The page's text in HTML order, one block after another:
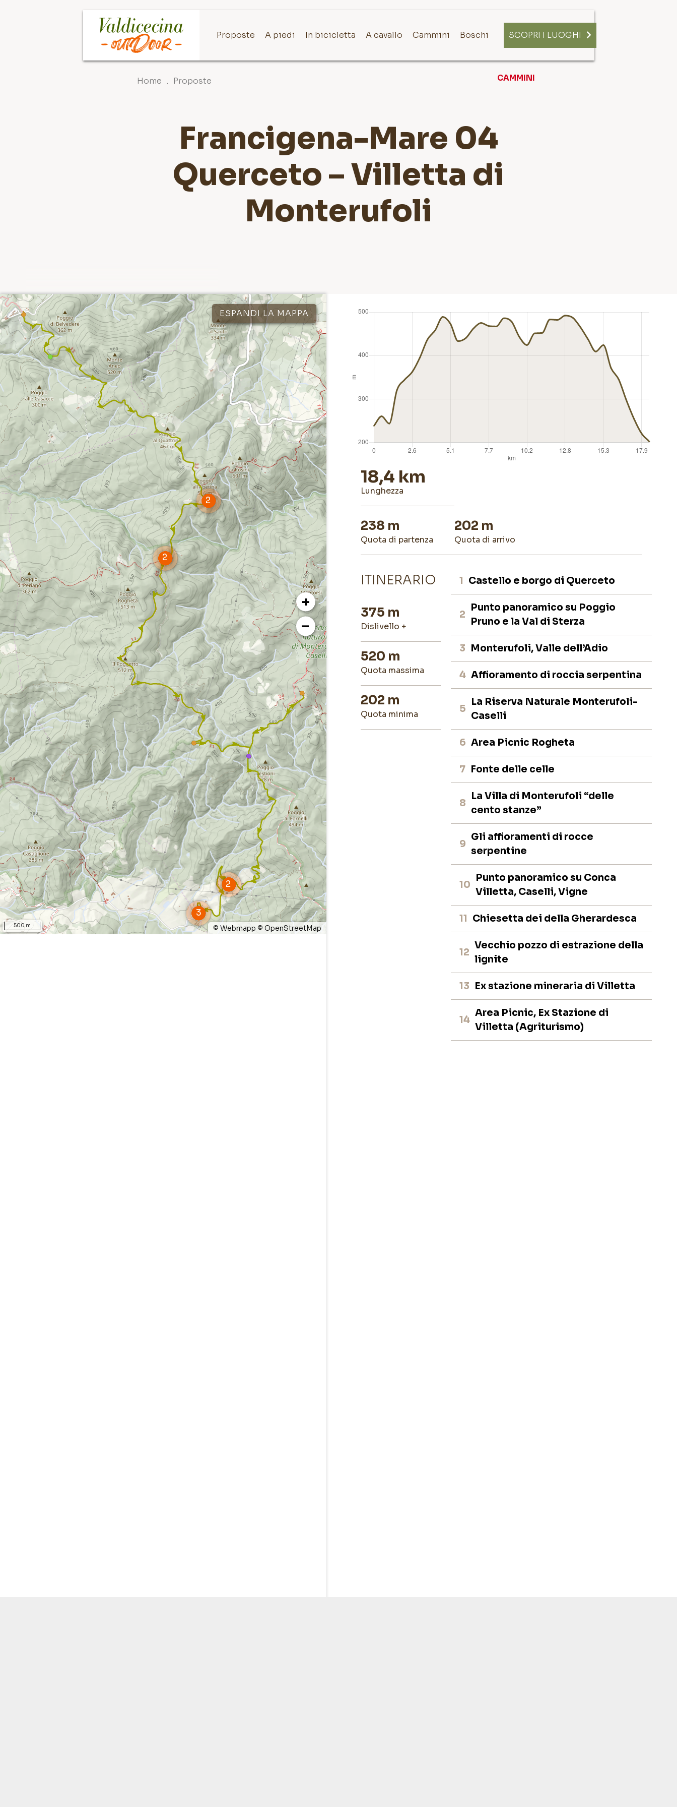
Proposte A piedi In bicicletta A cavallo Cammini Boschi SCOPRI I LUOGHI
Home . Proposte CAMMINI
Francigena-Mare 04
Querceto – Villetta di
Monterufoli
Continua
+
−
500 m © Webmapp © OpenStreetMap
ESPANDI LA MAPPA
18,4 km
lunghezza
238 m
quota di partenza
202 m
quota di arrivo
ITINERARIO
375 m
dislivello +
520 m
quota massima
202 m
quota minima
1 Castello e borgo di Querceto
2
Punto panoramico su Poggio
Pruno e la Val di Sterza
3 Monterufoli, Valle dell’Adio
4 Affioramento di roccia serpentina
5
La Riserva Naturale Monterufoli-
Caselli
6 Area Picnic Rogheta
7 Fonte delle celle
8
La Villa di Monterufoli “delle
cento stanze”
9
Gli affioramenti di rocce
serpentine
10
Punto panoramico su Conca
Villetta, Caselli, Vigne
11 Chiesetta dei della Gherardesca
12
Vecchio pozzo di estrazione della
lignite
13 Ex stazione mineraria di Villetta
14
Area Picnic, Ex Stazione di
Villetta (Agriturismo)